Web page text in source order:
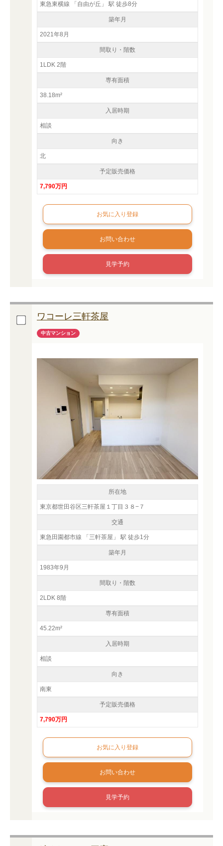
東急東横線 「自由が丘」 駅 徒歩8分
築年月
2021年8月
間取り・階数
1LDK 2階
専有面積
38.18m²
入居時期
相談
向き
北
予定販売価格
7,790万円
お問い合わせ
見学予約
ワコーレ三軒茶屋
中古マンション
所在地
東京都世田谷区三軒茶屋１丁目３８−７
交通
東急田園都市線 「三軒茶屋」 駅 徒歩1分
築年月
1983年9月
間取り・階数
2LDK 8階
専有面積
45.22m²
入居時期
相談
向き
南東
予定販売価格
7,790万円
お問い合わせ
見学予約